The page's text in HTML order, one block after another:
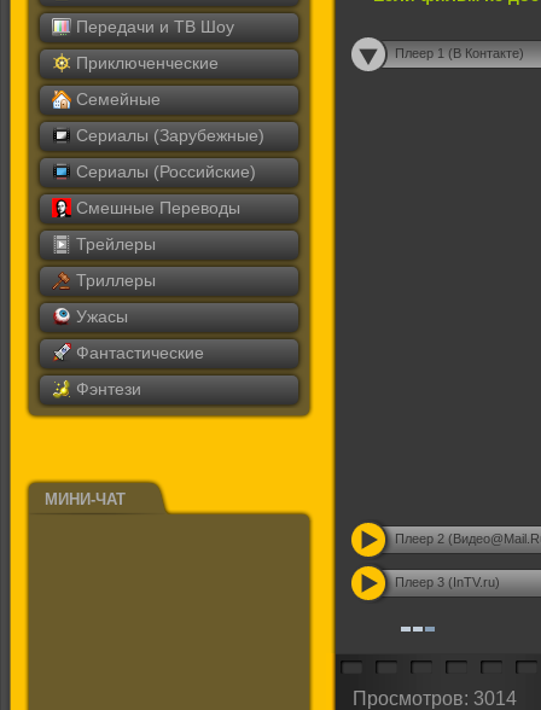
Передачи и ТВ Шоу
Приключенческие
Семейные
Сериалы (Зарубежные)
Сериалы (Российские)
Смешные Переводы
Трейлеры
Триллеры
Ужасы
Фантастические
Фэнтези
МИНИ-ЧАТ
Плеер 1 (В Контакте)
Плеер 2
Плеер 3 (InTV.ru)
Просмотров: 3014